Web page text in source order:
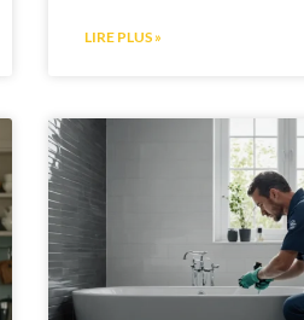
LIRE PLUS »